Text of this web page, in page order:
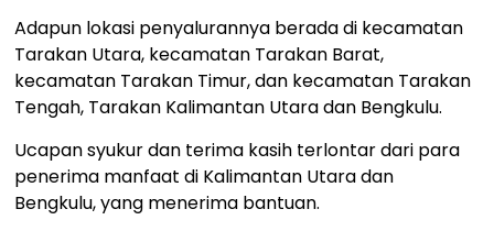
Adapun lokasi penyalurannya berada di kecamatan
Tarakan Utara, kecamatan Tarakan Barat,
kecamatan Tarakan Timur, dan kecamatan Tarakan
Tengah, Tarakan Kalimantan Utara dan Bengkulu.
Ucapan syukur dan terima kasih terlontar dari para
penerima manfaat di Kalimantan Utara dan
Bengkulu, yang menerima bantuan.